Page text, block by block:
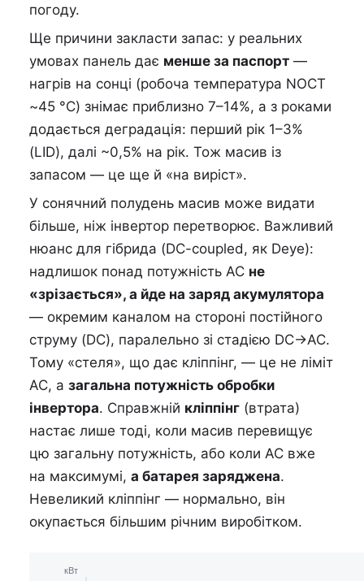
погоду.
Ще причини закласти запас: у реальних
умовах панель дає менше за паспорт —
нагрів на сонці (робоча температура NOCT
~45 °C) знімає приблизно 7–14%, а з роками
додається деградація: перший рік 1–3%
(LID), далі ~0,5% на рік. Тож масив із
запасом — це ще й «на виріст».
У сонячний полудень масив може видати
більше, ніж інвертор перетворює. Важливий
нюанс для гібрида (DC-coupled, як Deye):
надлишок понад потужність AC не
«зрізається», а йде на заряд акумулятора
— окремим каналом на стороні постійного
струму (DC), паралельно зі стадією DC→AC.
Тому «стеля», що дає кліппінг, — це не ліміт
AC, а загальна потужність обробки
інвертора. Справжній кліппінг (втрата)
настає лише тоді, коли масив перевищує
цю загальну потужність, або коли AC вже
на максимумі, а батарея заряджена.
Невеликий кліппінг — нормально, він
окупається більшим річним виробітком.
кВт